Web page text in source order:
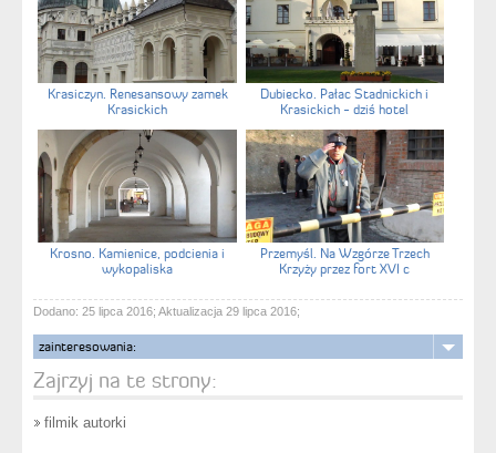
Krasiczyn. Renesansowy zamek
Krasickich
Dubiecko. Pałac Stadnickich i
Krasickich - dziś hotel
Krosno. Kamienice, podcienia i
wykopaliska
Przemyśl. Na Wzgórze Trzech
Krzyży przez fort XVI c
Dodano: 25 lipca 2016; Aktualizacja 29 lipca 2016;
zainteresowania:
Zajrzyj na te strony:
filmik autorki